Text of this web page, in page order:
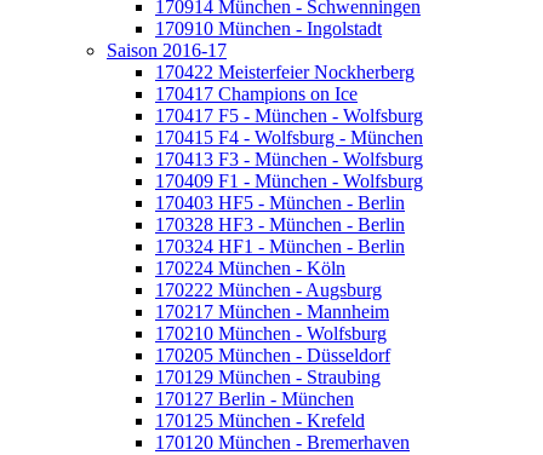
170914 München - Schwenningen
170910 München - Ingolstadt
Saison 2016-17
170422 Meisterfeier Nockherberg
170417 Champions on Ice
170417 F5 - München - Wolfsburg
170415 F4 - Wolfsburg - München
170413 F3 - München - Wolfsburg
170409 F1 - München - Wolfsburg
170403 HF5 - München - Berlin
170328 HF3 - München - Berlin
170324 HF1 - München - Berlin
170224 München - Köln
170222 München - Augsburg
170217 München - Mannheim
170210 München - Wolfsburg
170205 München - Düsseldorf
170129 München - Straubing
170127 Berlin - München
170125 München - Krefeld
170120 München - Bremerhaven